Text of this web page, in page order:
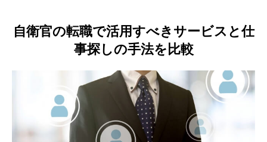
自衛官の転職で活用すべきサービスと仕
事探しの手法を比較